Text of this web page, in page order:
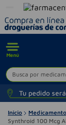
Menú
Busca por
Tu pedido
Inicio
Synthroid 100 Mcg